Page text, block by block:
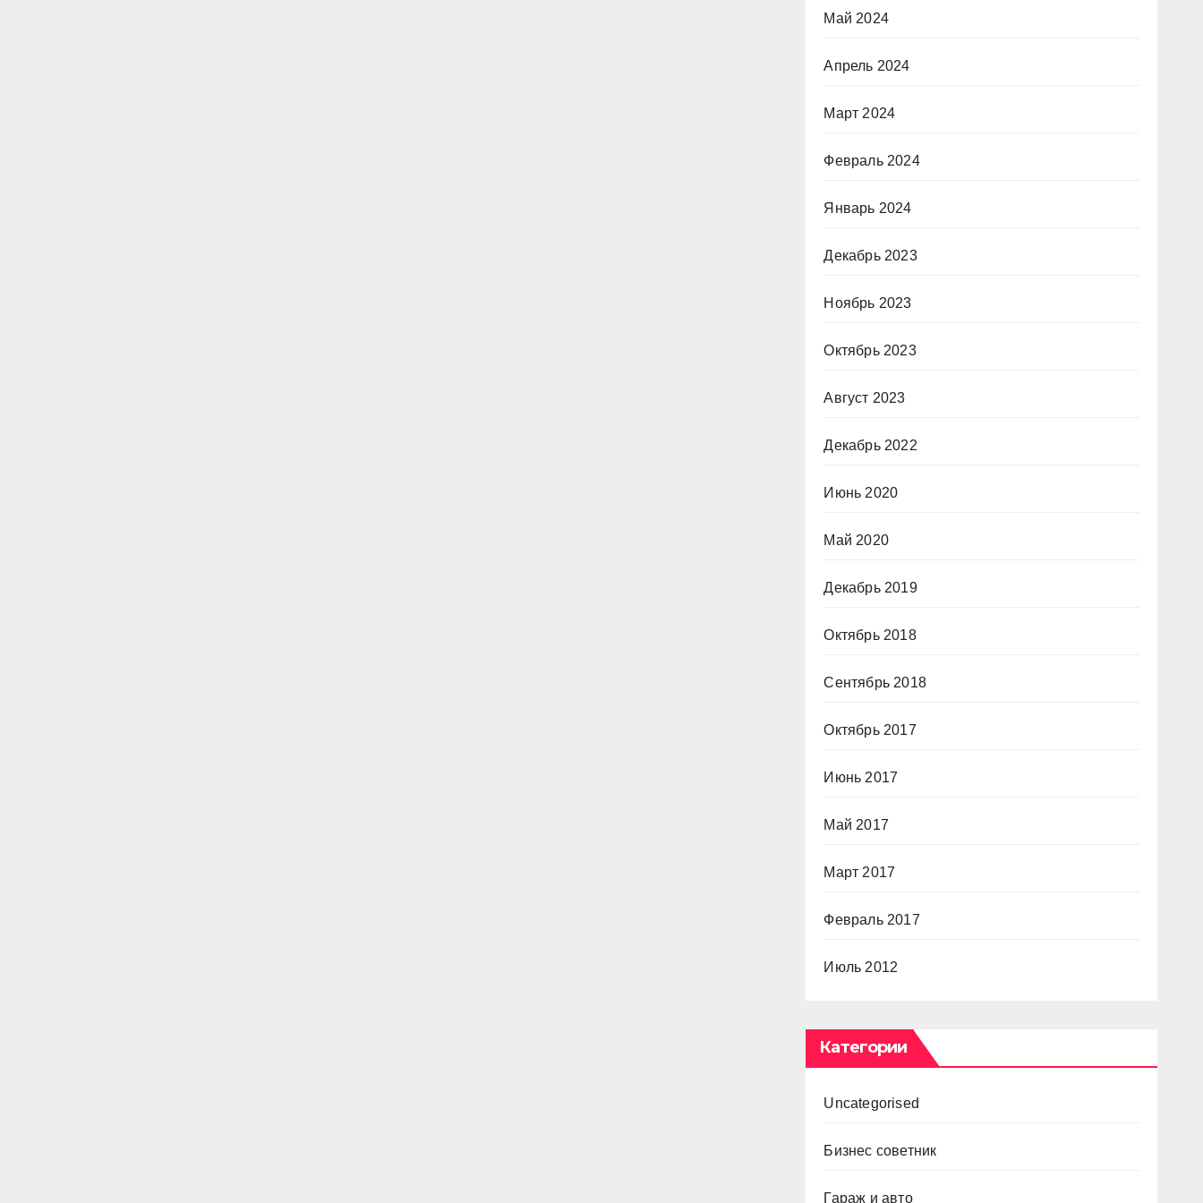
Май 2024
Апрель 2024
Март 2024
Февраль 2024
Январь 2024
Декабрь 2023
Ноябрь 2023
Октябрь 2023
Август 2023
Декабрь 2022
Июнь 2020
Май 2020
Декабрь 2019
Октябрь 2018
Сентябрь 2018
Октябрь 2017
Июнь 2017
Май 2017
Март 2017
Февраль 2017
Июль 2012
Категории
Uncategorised
Бизнес советник
Гараж и авто